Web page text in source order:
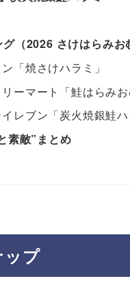
（2026 さけはらみお
「焼さけハラミ」
ーマート「鮭はらみお
レブン「炭火焼銀鮭ハ
素敵”まとめ
ップ